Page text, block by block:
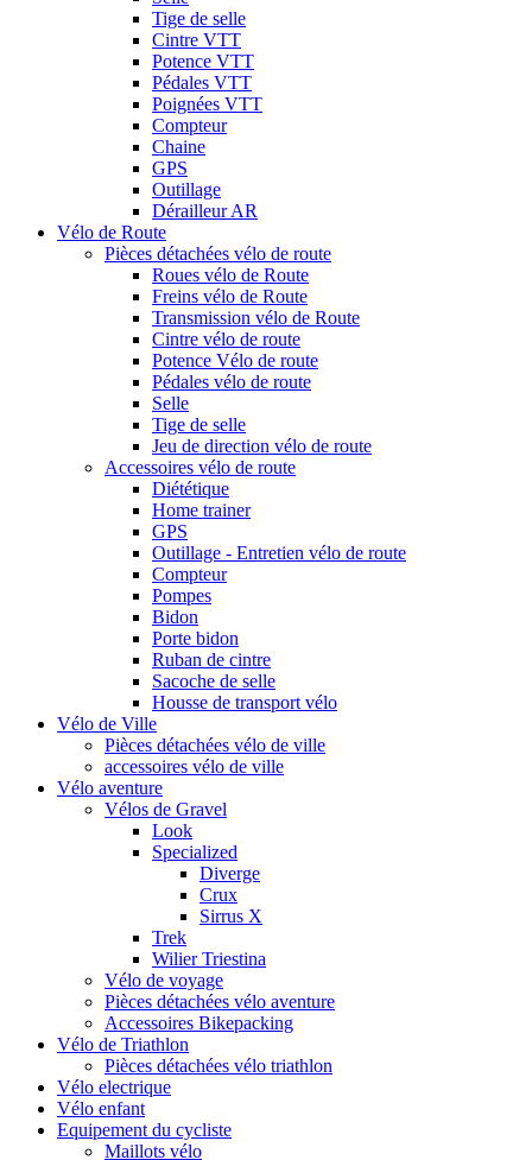
Tige de selle
Cintre VTT
Potence VTT
Pédales VTT
Poignées VTT
Compteur
Chaine
GPS
Outillage
Dérailleur AR
Vélo de Route
Pièces détachées vélo de route
Roues vélo de Route
Freins vélo de Route
Transmission vélo de Route
Cintre vélo de route
Potence Vélo de route
Pédales vélo de route
Selle
Tige de selle
Jeu de direction vélo de route
Accessoires vélo de route
Diététique
Home trainer
GPS
Outillage - Entretien vélo de route
Compteur
Pompes
Bidon
Porte bidon
Ruban de cintre
Sacoche de selle
Housse de transport vélo
Vélo de Ville
Pièces détachées vélo de ville
accessoires vélo de ville
Vélo aventure
Vélos de Gravel
Look
Specialized
Diverge
Crux
Sirrus X
Trek
Wilier Triestina
Vélo de voyage
Pièces détachées vélo aventure
Accessoires Bikepacking
Vélo de Triathlon
Pièces détachées vélo triathlon
Vélo electrique
Vélo enfant
Equipement du cycliste
Maillots vélo